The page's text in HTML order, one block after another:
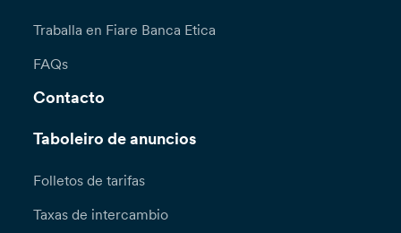
Traballa en Fiare Banca Etica
FAQs
Contacto
Taboleiro de anuncios
Folletos de tarifas
Taxas de intercambio